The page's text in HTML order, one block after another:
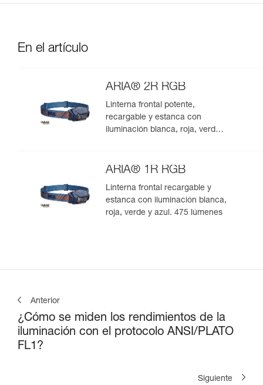
En el artículo
ARIA® 2R RGB
Linterna frontal potente,
recargable y estanca con
iluminación blanca, roja, verde y
ARIA® 1R RGB
Linterna frontal recargable y
estanca con iluminación blanca,
roja, verde y azul. 475 lúmenes
Anterior
¿Cómo se miden los rendimientos de la
iluminación con el protocolo ANSI/PLATO
FL1?
Siguiente